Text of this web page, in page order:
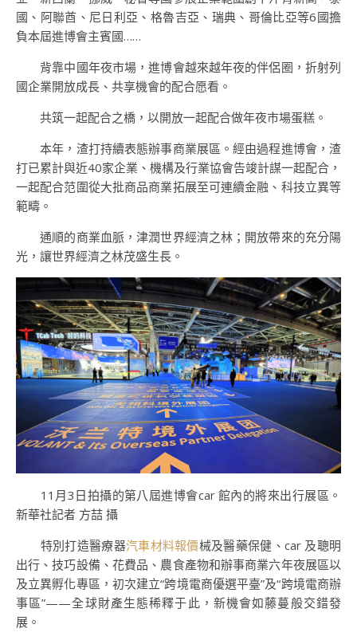
國、阿聯酋、尼日利亞、格魯吉亞、瑞典、哥倫比亞等6國擔
負本屆進博會主賓國……
背靠中國年夜市場，進博會越來越年夜的伴侶圈，折射列
國企業開放成長、共享機會的配合愿看。
共筑一起配合之橋，以開放一起配合做年夜市場蛋糕。
本年，渣打持續表態辦事商業展區。經由過程進博會，渣
打已累計與近40家企業、機構及行業協會告竣計謀一起配合，
一起配合范圍從大批商品商業拓展至可連續金融、科技立異等
範疇。
通順的商業血脈，津潤世界經濟之林；開放帶來的充分陽
光，讓世界經濟之林茂盛生長。
11月3日拍攝的第八屆進博會car 館內的將來出行展區。
新華社記者 方喆 攝
特別打造醫療器汽車材料報價械及醫藥保健、car 及聰明
出行、技巧設備、花費品、農食產物和辦事商業六年夜展區以
及立異孵化專區，初次建立“跨境電商優選平臺”及“跨境電商辦
事區”——全球財產生態稀釋于此，新機會如藤蔓般交錯發
展。